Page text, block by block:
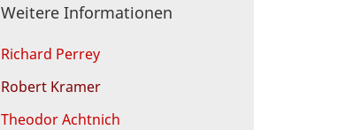
Weitere Informationen
Richard Perrey
Robert Kramer
Theodor Achtnich